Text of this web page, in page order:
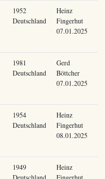
1952
Deutschland
Heinz
Fingerhut
07.01.2025
1981
Deutschland
Gerd
Böttcher
07.01.2025
1954
Deutschland
Heinz
Fingerhut
08.01.2025
1949
Deutschland
Heinz
Fingerhut